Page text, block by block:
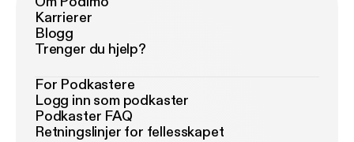
Karrierer
Blogg
Trenger du hjelp?
For Podkastere
Logg inn som podkaster
Podkaster FAQ
Retningslinjer for fellesskapet